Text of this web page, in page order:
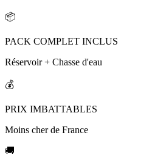
📦
PACK COMPLET INCLUS
Réservoir + Chasse d'eau
💰
PRIX IMBATTABLES
Moins cher de France
🚚